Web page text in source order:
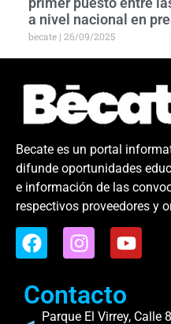
a nivel nacional en
becate 26/09/2025
Becate es un portal
difunde oportunidades
e información de las
respectivos proveedores y
Contacto
Parque El Virrey, Calle